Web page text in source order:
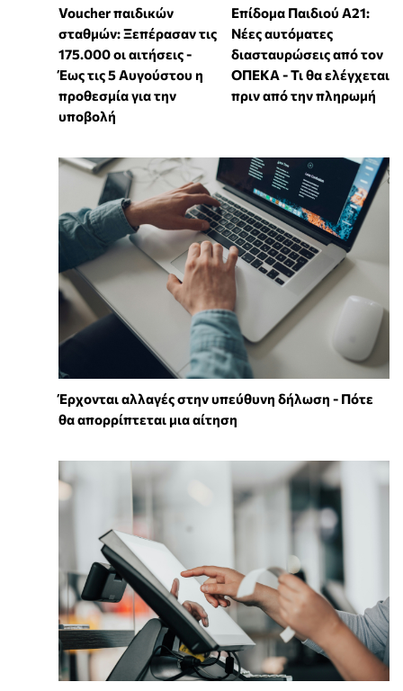
Voucher παιδικών
σταθμών: Ξεπέρασαν τις
175.000 οι αιτήσεις -
Έως τις 5 Αυγούστου η
προθεσμία για την
υποβολή
Επίδομα Παιδιού Α21:
Νέες αυτόματες
διασταυρώσεις από τον
ΟΠΕΚΑ - Τι θα ελέγχεται
πριν από την πληρωμή
Έρχονται αλλαγές στην υπεύθυνη δήλωση - Πότε
θα απορρίπτεται μια αίτηση